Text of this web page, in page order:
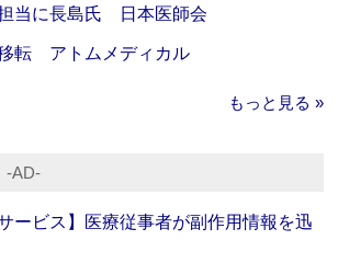
当に長島氏 日本医師会
転 アトムメディカル
もっと見る »
‐AD‐
ービス】医療従事者が副作用情報を迅